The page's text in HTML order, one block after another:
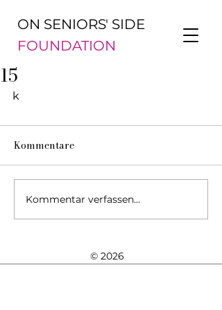
ON SENIORS' SIDE
FOUNDATION
15
k
Kommentare
Kommentar verfassen...
© 2026